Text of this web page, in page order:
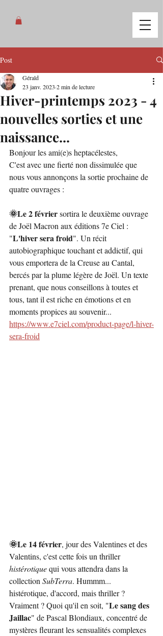
Post
Hiver-printemps 2023 - 4
nouvelles sorties et une
naissance...
Gérald
23 janv. 2023 2 min de lecture
Bonjour les ami(e)s heptacélestes,
C'est avec une fierté non dissimulée que
nous vous annonçons la sortie prochaine de
quatre ouvrages :
🌞Le 2 février sortira le deuxième ouvrage
de Joël Macron aux éditions 7e Ciel :
"L'hiver sera froid". Un récit
autobiographique touchant et addictif, qui
vous emportera de la Creuse au Cantal,
bercés par la plume légère de Joël. Un texte
prenant, que nous conseillons à toutes et
tous, tant il est riche en émotions et en
moments propices au souvenir...
https://www.e7ciel.com/product-page/l-hiver-
sera-froid
🌞Le 14 février, jour des Valentines et des
Valentins, c'est cette fois un thriller
histérotique qui vous attendra dans la
collection SubTerra. Hummm...
histérotique, d'accord, mais thriller ?
Vraiment ? Quoi qu'il en soit, "Le sang des
Jaillac" de Pascal Blondiaux, concentré de
mystères fleurant les sensualités complexes